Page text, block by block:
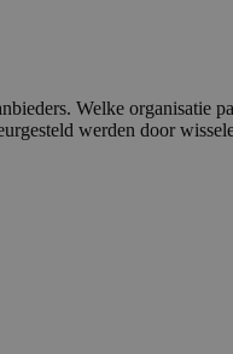
Welke organisatie
werden door